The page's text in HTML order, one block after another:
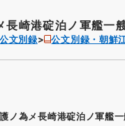
長崎港碇泊ノ軍艦一
文別録 公文別録・朝鮮
ノ為メ長崎港碇泊ノ軍艦